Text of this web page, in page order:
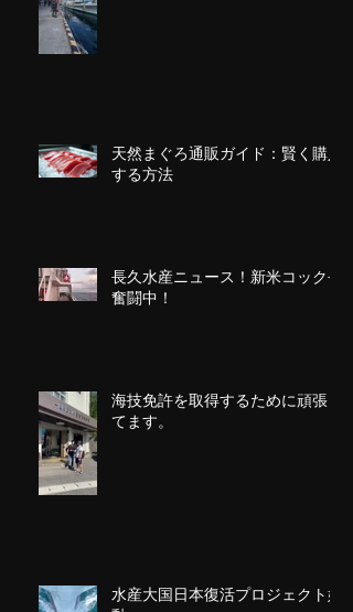
天然まぐろ通販ガイド：賢く購入
する方法
長久水産ニュース！新米コック長
奮闘中！
海技免許を取得するために頑張っ
てます。
水産大国日本復活プロジェクト始